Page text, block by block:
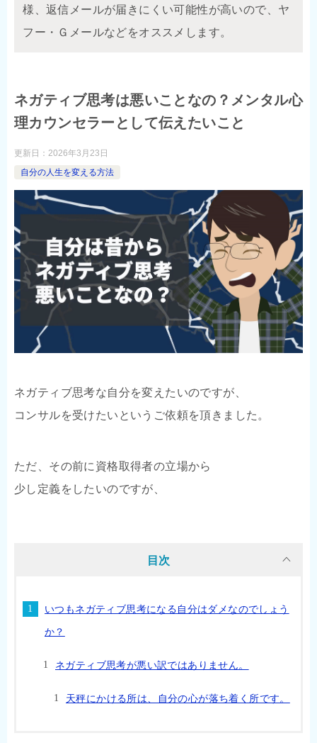
様、返信メールが届きにくい可能性が高いので、ヤ
フー・Ｇメールなどをオススメします。
ネガティブ思考は悪いことなの？メンタル心
理カウンセラーとして伝えたいこと
更新日： 2026年3月23日
自分の人生を変える方法
ネガティブ思考な自分を変えたいのですが、
コンサルを受けたいというご依頼を頂きました。
ただ、その前に資格取得者の立場から
少し定義をしたいのですが、
目次
いつもネガティブ思考になる自分はダメなのでしょう
か？
ネガティブ思考が悪い訳ではありません。
天秤にかける所は、自分の心が落ち着く所です。